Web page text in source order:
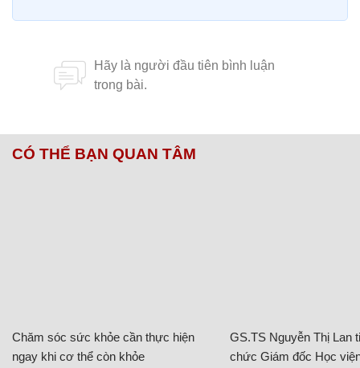
CÓ THỂ BẠN QUAN TÂM
Chăm sóc sức khỏe cần thực hiện
ngay khi cơ thể còn khỏe
GS.TS Nguyễn Thị Lan
chức Giám đốc Học